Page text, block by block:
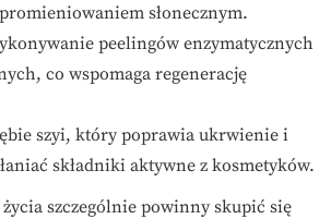
słonecznym.
peelingów enzymatycznych
co wspomaga regenerację
szyi, który poprawia ukrwienie i
składniki aktywne z kosmetyków.
szczególnie powinny skupić się